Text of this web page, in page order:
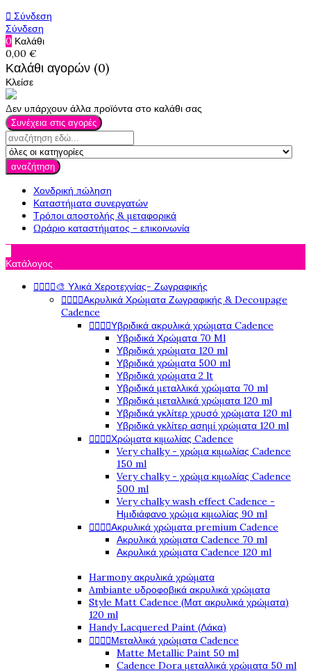
 Σύνδεση
Σύνδεση
0 Καλάθι
0,00 €
Καλάθι αγορών (0)
Κλείσε
Δεν υπάρχουν άλλα προϊόντα στο καλάθι σας
Συνέχεια στις αγορές
αναζήτηση
Χονδρική πώληση
Καταστήματα συνεργατών
Τρόποι αποστολής & μεταφορικά
Ωράριο καταστήματος - επικοινωνία
Κατάλογος
🎨 Υλικά Χεροτεχνίας- Ζωγραφικής
Ακρυλικά Χρώματα Ζωγραφικής & Decoupage
Cadence
Υβριδικά ακρυλικά χρώματα Cadence
Υβριδικά Χρώματα 70 Ml
Υβριδικά χρώματα 120 ml
Υβριδικά χρώματα 500 ml
Υβριδικά χρώματα 2 lt
Υβριδικά μεταλλικά χρώματα 70 ml
Υβριδικά μεταλλικά χρώματα 120 ml
Υβριδικά γκλίτερ χρυσό χρώματα 120 ml
Υβριδικά γκλίτερ ασημί χρώματα 120 ml
Χρώματα κιμωλίας Cadence
Very chalky - χρώμα κιμωλίας Cadence
150 ml
Very chalky - χρώμα κιμωλίας Cadence
500 ml
Very chalky wash effect Cadence -
Ημιδιάφανο χρώμα κιμωλίας 90 ml
Ακρυλικά χρώματα premium Cadence
Ακρυλικά χρώματα Cadence 70 ml
Ακρυλικά χρώματα Cadence 120 ml
Harmony ακρυλικά χρώματα
Ambiante υδροφοβικά ακρυλικά χρώματα
Style Matt Cadence (Ματ ακρυλικά χρώματα)
120 ml
Handy Lacquered Paint (Λάκα)
Μεταλλικά χρώματα Cadence
Matte Metallic Paint 50 ml
Cadence Dora μεταλλικά χρώματα 50 ml